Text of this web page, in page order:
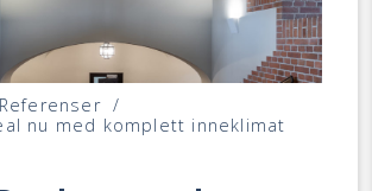
Referenser /
nu med komplett inneklimat